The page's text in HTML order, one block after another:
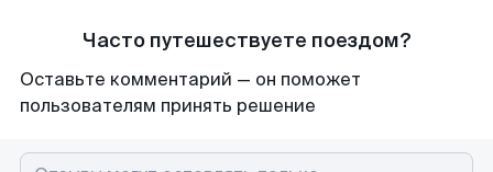
Часто путешествуете поездом?
Оставьте комментарий — он поможет
пользователям принять решение